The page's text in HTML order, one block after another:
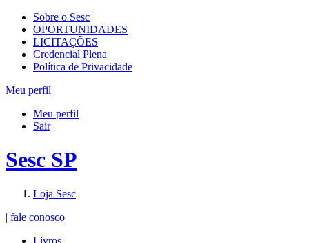
Sobre o Sesc
OPORTUNIDADES
LICITAÇÕES
Credencial Plena
Política de Privacidade
Meu perfil
Meu perfil
Sair
Sesc SP
Loja Sesc
| fale conosco
Livros